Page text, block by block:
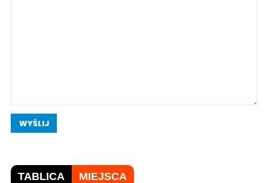
WYŚLIJ
TABLICA MIEJSCA